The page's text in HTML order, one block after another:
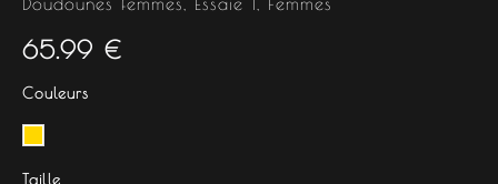
65.99 €
Couleurs
Taille